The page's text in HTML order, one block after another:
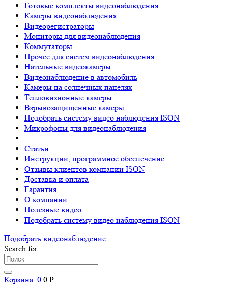
Готовые комплекты видеонаблюдения
Камеры видеонаблюдения
Видеорегистраторы
Мониторы для видеонаблюдения
Коммутаторы
Прочее для систем видеонаблюдения
Нательные видеокамеры
Видеонаблюдение в автомобиль
Камеры на солнечных панелях
Тепловизионные камеры
Взрывозащищенные камеры
Подобрать систему видео наблюдения ISON
Микрофоны для видеонаблюдения
Статьи
Инструкции, программное обеспечение
Отзывы клиентов компании ISON
Доставка и оплата
Гарантия
О компании
Полезные видео
Подобрать систему видео наблюдения ISON
Подобрать видеонаблюдениe
Search for:
Корзина: 0 0 Р